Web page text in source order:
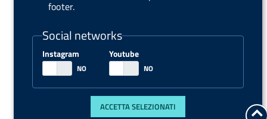
footer.
Social networks
Instagram Youtube
ACCETTA SELEZIONATI
s
a
g
a
i
f